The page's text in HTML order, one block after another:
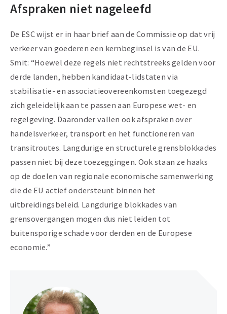
Afspraken niet nageleefd
De ESC wijst er in haar brief aan de Commissie op dat vrij
verkeer van goederen een kernbeginsel is van de EU.
Smit: “Hoewel deze regels niet rechtstreeks gelden voor
derde landen, hebben kandidaat-lidstaten via
stabilisatie- en associatieovereenkomsten toegezegd
zich geleidelijk aan te passen aan Europese wet- en
regelgeving. Daaronder vallen ook afspraken over
handelsverkeer, transport en het functioneren van
transitroutes. Langdurige en structurele grensblokkades
passen niet bij deze toezeggingen. Ook staan ze haaks
op de doelen van regionale economische samenwerking
die de EU actief ondersteunt binnen het
uitbreidingsbeleid. Langdurige blokkades van
grensovergangen mogen dus niet leiden tot
buitensporige schade voor derden en de Europese
economie.”